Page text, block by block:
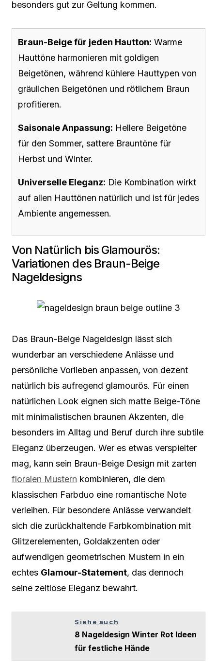
besonders gut zur Geltung kommen.
Braun-Beige für jeden Hautton: Warme
Hauttöne harmonieren mit goldigen
Beigetönen, während kühlere Hauttypen von
gräulichen Beigetönen und rötlichem Braun
profitieren.
Saisonale Anpassung: Hellere Beigetöne
für den Sommer, sattere Brauntöne für
Herbst und Winter.
Universelle Eleganz: Die Kombination wirkt
auf allen Hauttönen natürlich und ist für jedes
Ambiente angemessen.
Von Natürlich bis Glamourös:
Variationen des Braun-Beige
Nageldesigns
Das Braun-Beige Nageldesign lässt sich
wunderbar an verschiedene Anlässe und
persönliche Vorlieben anpassen, von dezent
natürlich bis aufregend glamourös. Für einen
natürlichen Look eignen sich matte Beige-Töne
mit minimalistischen braunen Akzenten, die
besonders im Alltag und Beruf durch ihre subtile
Eleganz überzeugen. Wer es etwas verspielter
mag, kann sein Braun-Beige Design mit zarten
floralen Mustern kombinieren, die dem
klassischen Farbduo eine romantische Note
verleihen. Für besondere Anlässe verwandelt
sich die zurückhaltende Farbkombination mit
Glitzerelementen, Goldakzenten oder
aufwendigen geometrischen Mustern in ein
echtes Glamour-Statement, das dennoch
seine zeitlose Eleganz bewahrt.
Siehe auch
8 Nageldesign Winter Rot Ideen
für festliche Hände